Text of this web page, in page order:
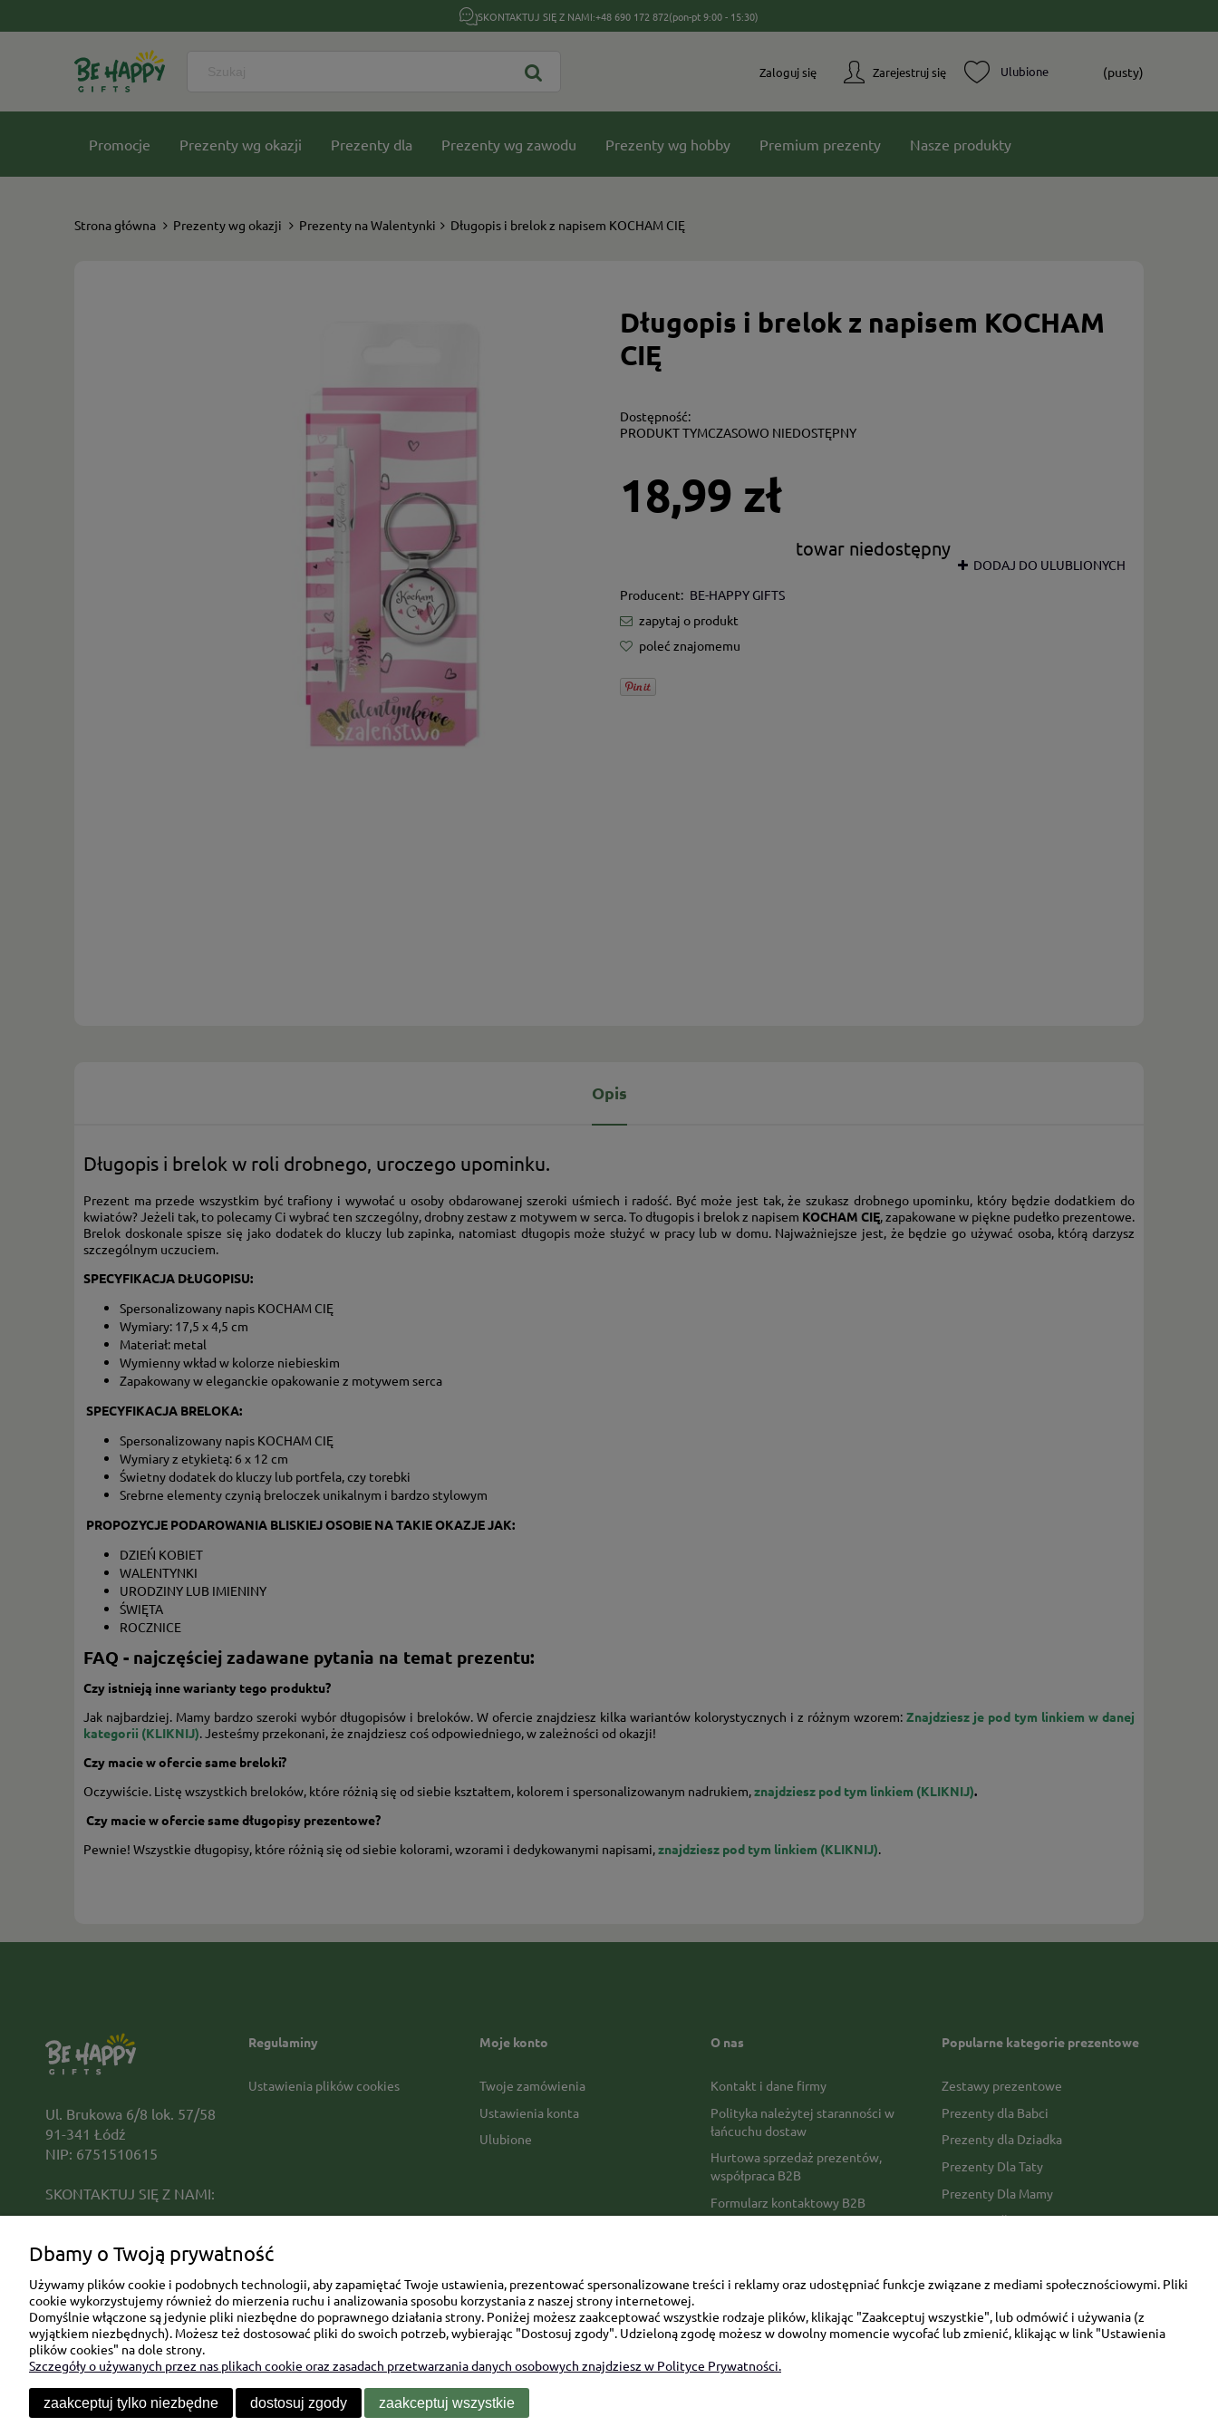
SKONTAKTUJ SIĘ Z NAMI:+48 690 172 872(pon-pt 9:00 - 15:30)
Zarejestruj się
Zaloguj się (pusty)
Promocje Prezenty wg okazji Prezenty dla Prezenty wg zawodu Prezenty wg hobby Premium prezenty Nasze produkty
Strona główna Prezenty wg okazji Prezenty na Walentynki Długopis i brelok z napisem KOCHAM CIĘ
Długopis i brelok z napisem KOCHAM
CIĘ
Dostępność:
PRODUKT TYMCZASOWO NIEDOSTĘPNY
18,99 zł
towar niedostępny
DODAJ DO ULUBLIONYCH
Producent: BE-HAPPY GIFTS
zapytaj o produkt
poleć znajomemu
Opis
Długopis i brelok w roli drobnego, uroczego upominku.
Prezent ma przede wszystkim być trafiony i wywołać u osoby obdarowanej szeroki uśmiech i radość. Być może jest tak, że szukasz drobnego upominku, który będzie dodatkiem do
kwiatów? Jeżeli tak, to polecamy Ci wybrać ten szczególny, drobny zestaw z motywem w serca. To długopis i brelok z napisem KOCHAM CIĘ, zapakowane w piękne pudełko prezentowe.
Brelok doskonale spisze się jako dodatek do kluczy lub zapinka, natomiast długopis może służyć w pracy lub w domu. Najważniejsze jest, że będzie go używać osoba, którą darzysz
szczególnym uczuciem.
SPECYFIKACJA DŁUGOPISU:
Spersonalizowany napis KOCHAM CIĘ
Wymiary: 17,5 x 4,5 cm
Materiał: metal
Wymienny wkład w kolorze niebieskim
Zapakowany w eleganckie opakowanie z motywem serca
SPECYFIKACJA BRELOKA:
Spersonalizowany napis KOCHAM CIĘ
Wymiary z etykietą: 6 x 12 cm
Świetny dodatek do kluczy lub portfela, czy torebki
Srebrne elementy czynią breloczek unikalnym i bardzo stylowym
PROPOZYCJE PODAROWANIA BLISKIEJ OSOBIE NA TAKIE OKAZJE JAK:
DZIEŃ KOBIET
WALENTYNKI
URODZINY LUB IMIENINY
ŚWIĘTA
ROCZNICE
FAQ - najczęściej zadawane pytania na temat prezentu:
Czy istnieją inne warianty tego produktu?
Jak najbardziej. Mamy bardzo szeroki wybór długopisów i breloków. W ofercie znajdziesz kilka wariantów kolorystycznych i z różnym wzorem: Znajdziesz je pod tym linkiem w danej
kategorii (KLIKNIJ).Jesteśmy przekonani, że znajdziesz coś odpowiedniego, w zależności od okazji!
Czy macie w ofercie same breloki?
Oczywiście. Listę wszystkich breloków, które różnią się od siebie kształtem, kolorem i spersonalizowanym nadrukiem,znajdziesz pod tym linkiem (KLIKNIJ).
Czy macie w ofercie same długopisy prezentowe?
Pewnie! Wszystkie długopisy, które różnią się od siebie kolorami, wzorami i dedykowanymi napisami,znajdziesz pod tym linkiem (KLIKNIJ).
Regulaminy
Ustawienia plików cookies
Moje konto
Twoje zamówienia
Ustawienia konta
Ulubione
O nas
Kontakt i dane firmy
Polityka należytej staranności w
łańcuchu dostaw
Hurtowa sprzedaż prezentów,
współpraca B2B
Formularz kontaktowy B2B
Czas i koszty dostawy
Opinie Trustmate
Mapa kategorii
Popularne kategorie prezentowe
Zestawy prezentowe
Prezenty dla Babci
Prezenty dla Dziadka
Prezenty Dla Taty
Prezenty Dla Mamy
Prezenty dla Faceta
Urodziny/imieniny
Ul. Brukowa 6/8 lok. 57/58
91-341 Łódź
NIP: 6751510615
SKONTAKTUJ SIĘ Z NAMI:
+48 690 172 872
Dbamy o Twoją prywatność
Używamy plików cookie i podobnych technologii, aby zapamiętać Twoje ustawienia, prezentować spersonalizowane treści i reklamy oraz udostępniać funkcje związane z mediami społecznościowymi. Pliki
cookie wykorzystujemy również do mierzenia ruchu i analizowania sposobu korzystania z naszej strony internetowej.
Domyślnie włączone są jedynie pliki niezbędne do poprawnego działania strony. Poniżej możesz zaakceptować wszystkie rodzaje plików, klikając "Zaakceptuj wszystkie", lub odmówić i używania (z
wyjątkiem niezbędnych). Możesz też dostosować pliki do swoich potrzeb, wybierając "Dostosuj zgody". Udzieloną zgodę możesz w dowolny momencie wycofać lub zmienić, klikając w link "Ustawienia
plików cookies" na dole strony.
Szczegóły o używanych przez nas plikach cookie oraz zasadach przetwarzania danych osobowych znajdziesz w Polityce Prywatności.
zaakceptuj tylko niezbędne dostosuj zgody zaakceptuj wszystkie